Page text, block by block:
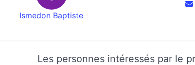
Ismedon Baptiste
Les personnes intéressés par le